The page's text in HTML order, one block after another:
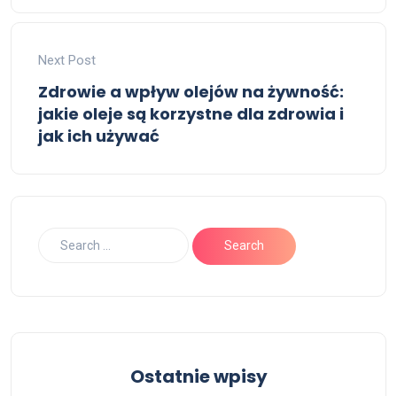
Next Post
Zdrowie a wpływ olejów na żywność:
jakie oleje są korzystne dla zdrowia i
jak ich używać
Ostatnie wpisy